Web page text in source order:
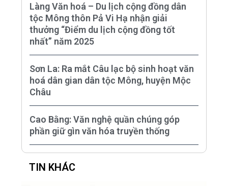
Làng Văn hoá – Du lịch cộng đồng dân
tộc Mông thôn Pả Vi Hạ nhận giải
thưởng “Điểm du lịch cộng đồng tốt
nhất” năm 2025
Sơn La: Ra mắt Câu lạc bộ sinh hoạt văn
hoá dân gian dân tộc Mông, huyện Mộc
Châu
Cao Bằng: Văn nghệ quần chúng góp
phần giữ gìn văn hóa truyền thống
TIN KHÁC